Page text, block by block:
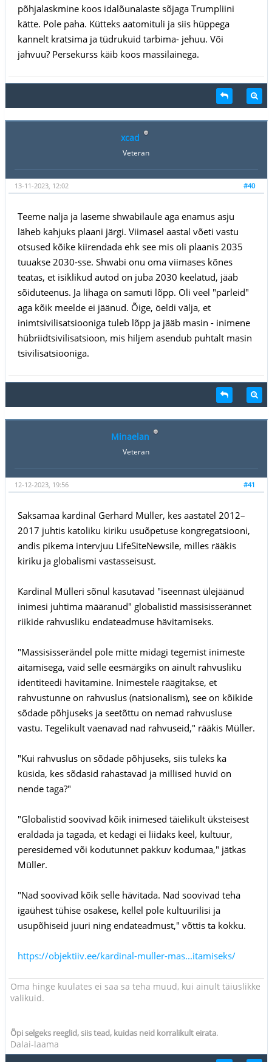
põhjalaskmine koos idalõunalaste sõjaga Trumpliini
kätte. Pole paha. Kütteks aatomituli ja siis hüppega
kannelt kratsima ja tüdrukuid tarbima- jehuu. Või
jahvuu? Persekurss käib koos massilainega.
xcad
Veteran
#40
13-11-2023, 12:02
Teeme nalja ja laseme shwabilaule aga enamus asju
läheb kahjuks plaani järgi. Viimasel aastal võeti vastu
otsused kõike kiirendada ehk see mis oli plaanis 2035
tuuakse 2030-sse. Shwabi onu oma viimases kõnes
teatas, et isiklikud autod on juba 2030 keelatud, jääb
sõiduteenus. Ja lihaga on samuti lõpp. Oli veel "pärleid"
aga kõik meelde ei jäänud. Õige, öeldi välja, et
inimtsivilisatsiooniga tuleb lõpp ja jääb masin - inimene
hübriidtsivilisatsioon, mis hiljem asendub puhtalt masin
tsivilisatsiooniga.
Minaelan
Veteran
#41
12-12-2023, 19:56
Saksamaa kardinal Gerhard Müller, kes aastatel 2012–
2017 juhtis katoliku kiriku usuõpetuse kongregatsiooni,
andis pikema intervjuu LifeSiteNewsile, milles rääkis
kiriku ja globalismi vastasseisust.
Kardinal Mülleri sõnul kasutavad "iseennast ülejäänud
inimesi juhtima määranud" globalistid massisisserännet
riikide rahvusliku endateadmuse hävitamiseks.
"Massisisserändel pole mitte midagi tegemist inimeste
aitamisega, vaid selle eesmärgiks on ainult rahvusliku
identiteedi hävitamine. Inimestele räägitakse, et
rahvustunne on rahvuslus (natsionalism), see on kõikide
sõdade põhjuseks ja seetõttu on nemad rahvusluse
vastu. Tegelikult vaenavad nad rahvuseid," rääkis Müller.
"Kui rahvuslus on sõdade põhjuseks, siis tuleks ka
küsida, kes sõdasid rahastavad ja millised huvid on
nende taga?"
"Globalistid soovivad kõik inimesed täielikult üksteisest
eraldada ja tagada, et kedagi ei liidaks keel, kultuur,
peresidemed või kodutunnet pakkuv kodumaa," jätkas
Müller.
"Nad soovivad kõik selle hävitada. Nad soovivad teha
igaühest tühise osakese, kellel pole kultuurilisi ja
usupõhiseid juuri ning endateadmust," võttis ta kokku.
https://objektiiv.ee/kardinal-muller-mas...itamiseks/
Oma hinge kuulates ei saa sa teha muud, kui ainult täiuslikke
valikuid.
Õpi selgeks reeglid, siis tead, kuidas neid korralikult eirata.
Dalai-laama